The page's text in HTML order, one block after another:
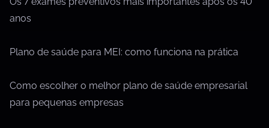
anos
Plano de saúde para MEI: como funciona na prática
Como escolher o melhor plano de saúde empresarial
para pequenas empresas